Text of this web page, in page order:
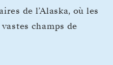
de l’Alaska, où les
champs de
luxuriante